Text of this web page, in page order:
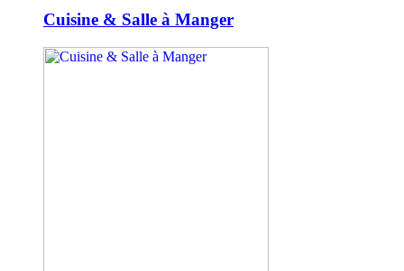
Cuisine & Salle à Manger